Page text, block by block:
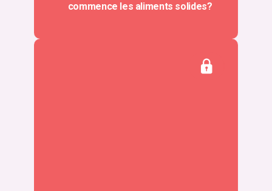
commence les aliments solides?